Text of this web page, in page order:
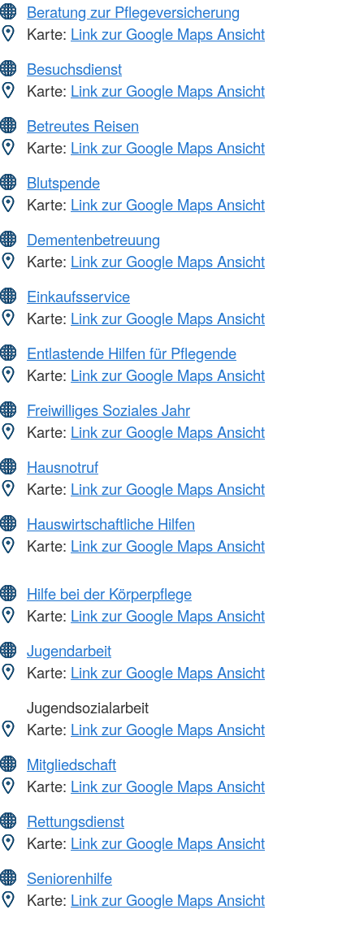
Beratung zur Pflegeversicherung
Karte: Link zur Google Maps Ansicht
Besuchsdienst
Karte: Link zur Google Maps Ansicht
Betreutes Reisen
Karte: Link zur Google Maps Ansicht
Blutspende
Karte: Link zur Google Maps Ansicht
Dementenbetreuung
Karte: Link zur Google Maps Ansicht
Einkaufsservice
Karte: Link zur Google Maps Ansicht
Entlastende Hilfen für Pflegende
Karte: Link zur Google Maps Ansicht
Freiwilliges Soziales Jahr
Karte: Link zur Google Maps Ansicht
Hausnotruf
Karte: Link zur Google Maps Ansicht
Hauswirtschaftliche Hilfen
Karte: Link zur Google Maps Ansicht
Hilfe bei der Körperpflege
Karte: Link zur Google Maps Ansicht
Jugendarbeit
Karte: Link zur Google Maps Ansicht
Jugendsozialarbeit
Karte: Link zur Google Maps Ansicht
Mitgliedschaft
Karte: Link zur Google Maps Ansicht
Rettungsdienst
Karte: Link zur Google Maps Ansicht
Seniorenhilfe
Karte: Link zur Google Maps Ansicht